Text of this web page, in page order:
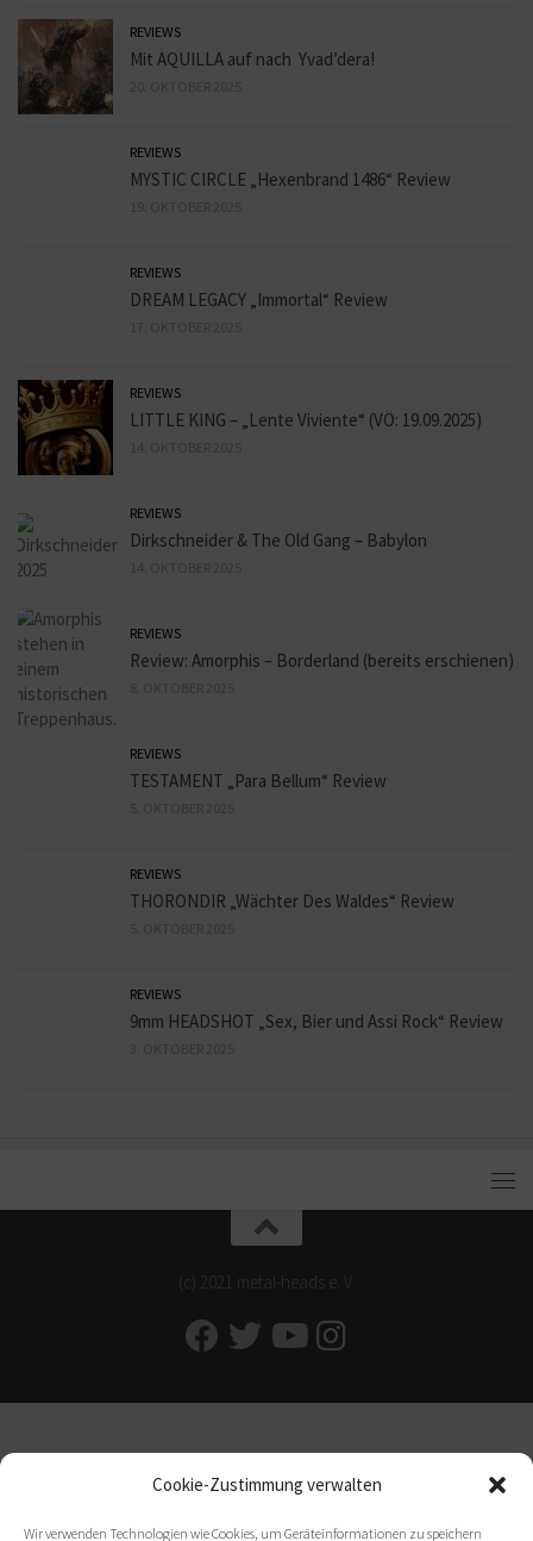
Cookie-Zustimmung verwalten
Wir verwenden Technologien wie Cookies, um Geräteinformationen zu speichern
REVIEWS
Mit AQUILLA auf nach Yvad’dera!
REVIEWS
MYSTIC CIRCLE „Hexenbrand 1486“ Review
REVIEWS
DREAM LEGACY „Immortal“ Review
REVIEWS
LITTLE KING – „Lente Viviente“ (VÖ: 19.09.2025)
REVIEWS
Dirkschneider & The Old Gang – Babylon
REVIEWS
Review: Amorphis – Borderland (bereits erschienen)
REVIEWS
TESTAMENT „Para Bellum“ Review
REVIEWS
THORONDIR „Wächter Des Waldes“ Review
REVIEWS
9mm HEADSHOT „Sex, Bier und Assi Rock“ Review
(c) 2021 metal-heads e. V.